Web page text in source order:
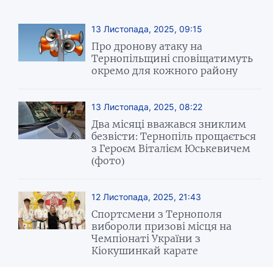
13 Листопада, 2025, 09:15
Про дронову атаку на
Тернопільщині сповіщатимуть
окремо для кожного району
13 Листопада, 2025, 08:22
Два місяці вважався зниклим
безвісти: Тернопіль прощається
з Героєм Віталієм Юськевичем
(фото)
12 Листопада, 2025, 21:43
Спортсмени з Тернополя
вибороли призові місця на
Чемпіонаті України з
Кіокушинкай карате